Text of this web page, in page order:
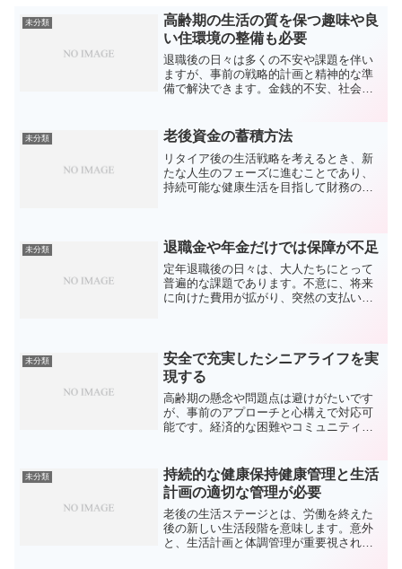
未分類
高齢期の生活の質を保つ趣味や良
い住環境の整備も必要
退職後の日々は多くの不安や課題を伴い
ますが、事前の戦略的計画と精神的な準
備で解決できます。金銭的不安、社会的
の注意が求められます。理想的な退職生
活を達成するために、財務...
未分類 老後資金の蓄積方法
リタイア後の生活戦略を考えるとき、新
たな人生のフェーズに進むことであり、
持続可能な健康生活を目指して財務の管
フィジカルアクティビティ...
未分類 退職金や年金だけでは保障が不足
定年退職後の日々は、大人たちにとって
普遍的な課題であります。不意に、将来
に向けた費用が拡がり、突然の支払いが
めの財務計画は、様々な形...
未分類
安全で充実したシニアライフを実
現する
高齢期の懸念や問題点は避けがたいです
が、事前のアプローチと心構えで対応可
能です。経済的な困難やコミュニティか
や健康障害の可能性があります。満足な
老後を迎えるためには、財...
未分類
持続的な健康保持健康管理と生活
計画の適切な管理が必要
老後の生活ステージとは、労働を終えた
後の新しい生活段階を意味します。意外
と、生活計画と体調管理が重要視される